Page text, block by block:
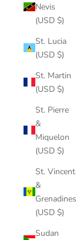
Nevis
(USD $)
St. Lucia
(USD $)
St. Martin
(USD $)
St. Pierre
&
Miquelon
(USD $)
St. Vincent
&
Grenadines
(USD $)
Sudan